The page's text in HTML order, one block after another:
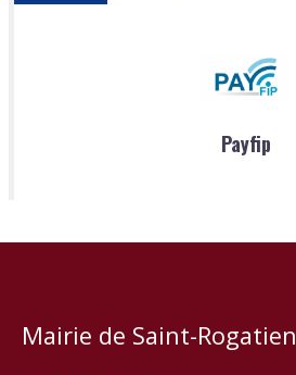
Payfip
Mairie de Saint-Rogatien